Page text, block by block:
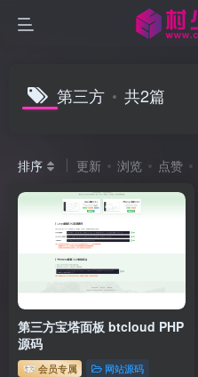
第三方 共2篇
排序 更新 浏览 点赞
第三方宝塔面板 btcloud PHP
源码
会员专属 网站源码